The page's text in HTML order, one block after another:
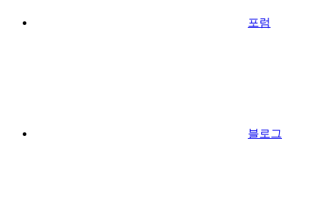
포럼
블로그